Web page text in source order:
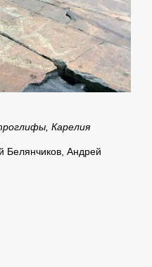
Карелия
Белянчиков, Андрей